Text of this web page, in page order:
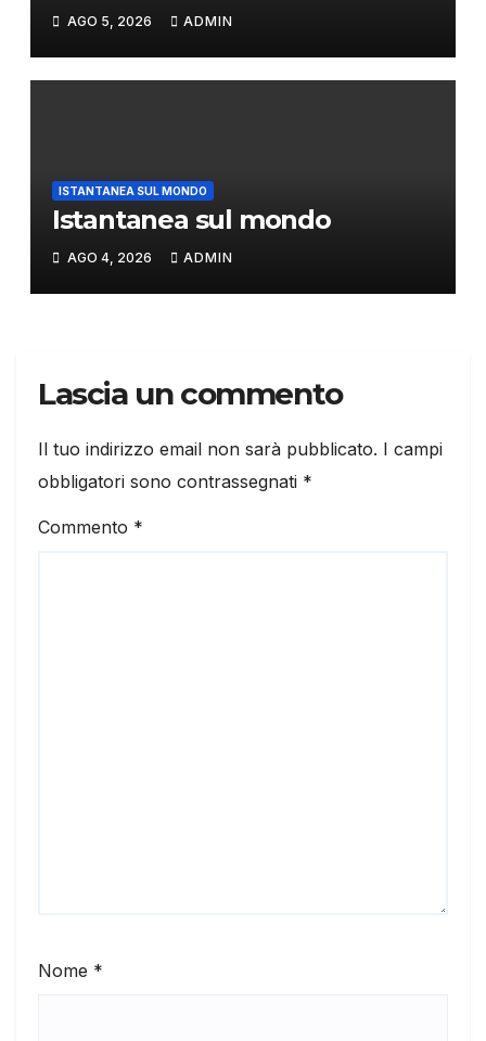
AGO 5, 2026 ADMIN
ISTANTANEA SUL MONDO
Istantanea sul mondo
AGO 4, 2026 ADMIN
Lascia un commento
Il tuo indirizzo email non sarà pubblicato. I campi
obbligatori sono contrassegnati *
Commento *
Nome *